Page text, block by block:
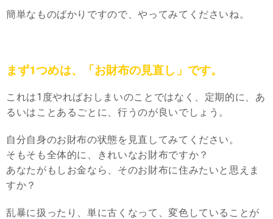
簡単なものばかりですので、やってみてくださいね。
まず1つめは、「お財布の見直し」です。
これは1度やればおしまいのことではなく、定期的に、あ
るいはことあるごとに、行うのが良いでしょう。
自分自身のお財布の状態を見直してみてください。
そもそも全体的に、きれいなお財布ですか？
あなたがもしお金なら、そのお財布に住みたいと思えま
すか？
乱暴に扱ったり、単に古くなって、変色していることが